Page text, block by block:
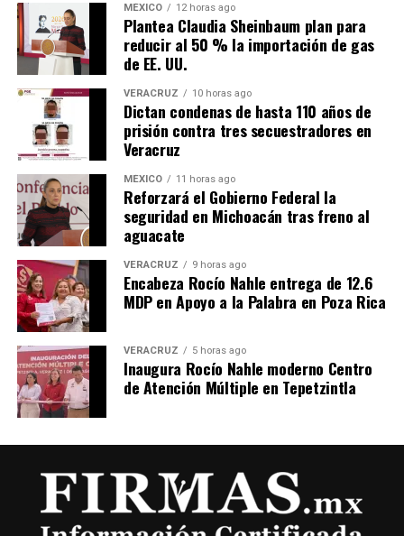
MÉXICO 12 horas ago
Plantea Claudia Sheinbaum plan para
reducir al 50 % la importación de gas
de EE. UU.
VERACRUZ 10 horas ago
Dictan condenas de hasta 110 años de
prisión contra tres secuestradores en
Veracruz
MÉXICO 11 horas ago
Reforzará el Gobierno Federal la
seguridad en Michoacán tras freno al
aguacate
VERACRUZ 9 horas ago
Encabeza Rocío Nahle entrega de 12.6
MDP en Apoyo a la Palabra en Poza Rica
VERACRUZ 5 horas ago
Inaugura Rocío Nahle moderno Centro
de Atención Múltiple en Tepetzintla